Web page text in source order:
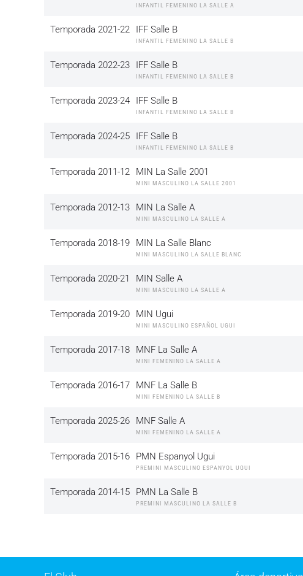
INFANTIL FEMENINO LA SALLE A
Temporada 2021-22 IFF Salle B
INFANTIL FEMENINO LA SALLE B
Temporada 2022-23 IFF Salle B
INFANTIL FEMENINO LA SALLE B
Temporada 2023-24 IFF Salle B
INFANTIL FEMENINO LA SALLE B
Temporada 2024-25 IFF Salle B
INFANTIL FEMENINO LA SALLE B
Temporada 2011-12 MIN La Salle 2001
MINI MASCULINO LA SALLE 2001
Temporada 2012-13 MIN La Salle A
MINI MASCULINO LA SALLE A
Temporada 2018-19 MIN La Salle Blanc
MINI MASCULINO LA SALLE BLANC
Temporada 2020-21 MIN Salle A
MINI MASCULINO LA SALLE A
Temporada 2019-20 MIN Ugui
MINI MASCULINO ESPAÑOL UGUI
Temporada 2017-18 MNF La Salle A
MINI FEMENINO LA SALLE A
Temporada 2016-17 MNF La Salle B
MINI FEMENINO LA SALLE B
Temporada 2025-26 MNF Salle A
MINI FEMENINO LA SALLE A
Temporada 2015-16 PMN Espanyol Ugui
PREMINI MASCULINO ESPANYOL UGUI
Temporada 2014-15 PMN La Salle B
PREMINI MASCULINO LA SALLE B